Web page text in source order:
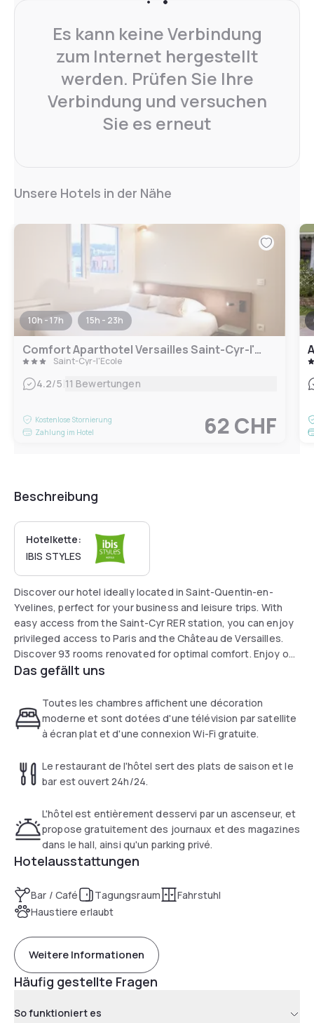
Es kann keine Verbindung
zum Internet hergestellt
werden. Prüfen Sie Ihre
Verbindung und versuchen
Sie es erneut
Unsere Hotels in der Nähe
10h - 17h 15h - 23h
Comfort Aparthotel Versailles Saint-Cyr-l'Ecole
Saint-Cyr-l'École
4.2/5 11 Bewertungen
Kostenlose Stornierung
Zahlung im Hotel
62 CHF
Beschreibung
Hotelkette:
IBIS STYLES
Discover our hotel ideally located in Saint-Quentin-en-
Yvelines, perfect for your business and leisure trips. With
easy access from the Saint-Cyr RER station, you can enjoy
privileged access to Paris and the Château de Versailles.
Discover 93 rooms renovated for optimal comfort. Enjoy our
terrace, bar and 24-hour snacking service. Free WiFi and
Das gefällt uns
Toutes les chambres affichent une décoration
moderne et sont dotées d'une télévision par satellite
à écran plat et d'une connexion Wi-Fi gratuite.
Le restaurant de l'hôtel sert des plats de saison et le
bar est ouvert 24h/24.
L'hôtel est entièrement desservi par un ascenseur, et
propose gratuitement des journaux et des magazines
dans le hall, ainsi qu'un parking privé.
Hotelausstattungen
Bar / Café Tagungsraum
Fahrstuhl
Haustiere erlaubt
Weitere Informationen
Häufig gestellte Fragen
So funktioniert es